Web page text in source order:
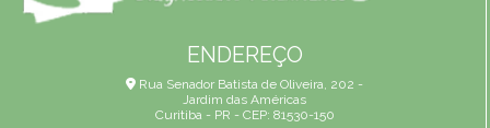
ENDEREÇO
Rua Senador Batista de Oliveira, 202 -
Jardim das Américas
Curitiba - PR - CEP: 81530-150